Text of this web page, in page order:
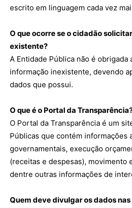
escrito em linguagem cada vez
O que ocorre se o cidadão
existente?
A Entidade Pública não é obrigada
informação inexistente, devendo
dados que possui.
O que é o Portal da
O Portal da Transparência é um
Públicas que contém informações
governamentais, execução
(receitas e despesas), movimento
dentre outras informações de
Quem deve divulgar os dados